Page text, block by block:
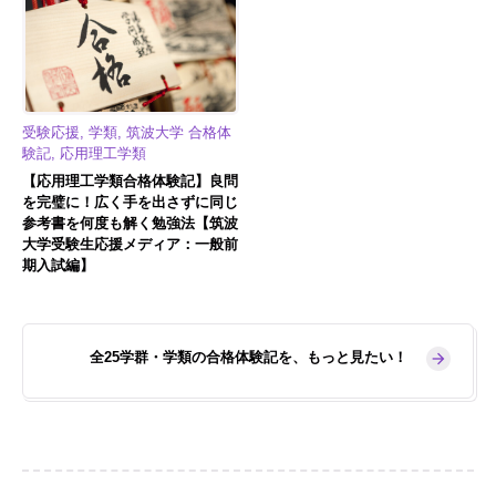
受験応援, 学類, 筑波大学 合格体
験記, 応用理工学類
【応用理工学類合格体験記】良問
を完璧に！広く手を出さずに同じ
参考書を何度も解く勉強法【筑波
大学受験生応援メディア：一般前
期入試編】
全25学群・学類の合格体験記を、もっと見たい！